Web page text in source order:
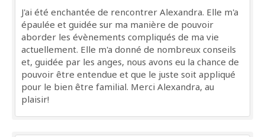
J'ai été enchantée de rencontrer Alexandra. Elle m'a
épaulée et guidée sur ma manière de pouvoir
aborder les évènements compliqués de ma vie
actuellement. Elle m'a donné de nombreux conseils
et, guidée par les anges, nous avons eu la chance de
pouvoir être entendue et que le juste soit appliqué
pour le bien être familial. Merci Alexandra, au
plaisir!